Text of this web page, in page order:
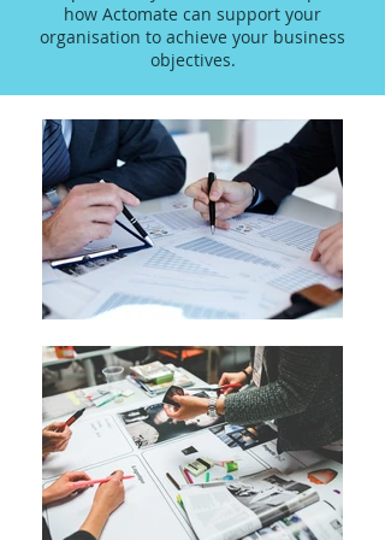
how Actomate can support your
organisation to achieve your business
objectives.